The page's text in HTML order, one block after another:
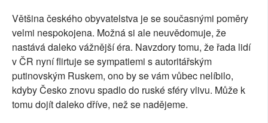
Většina českého obyvatelstva je se současnými poměry
velmi nespokojena. Možná si ale neuvědomuje, že
nastává daleko vážnější éra. Navzdory tomu, že řada lidí
v ČR nyní flirtuje se sympatiemi s autoritářským
putinovským Ruskem, ono by se vám vůbec nelíbilo,
kdyby Česko znovu spadlo do ruské sféry vlivu. Může k
tomu dojít daleko dříve, než se nadějeme.